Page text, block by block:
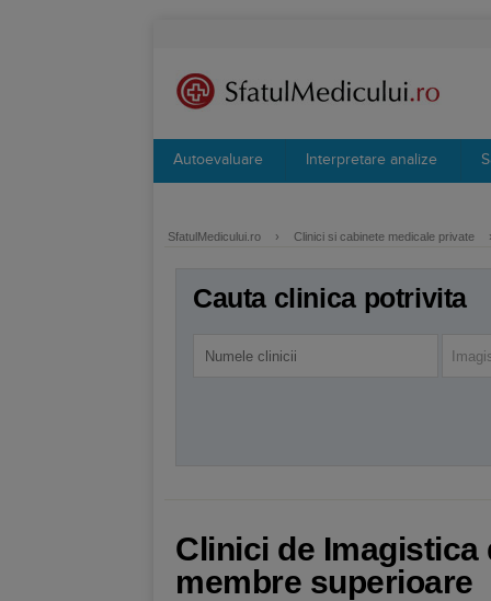
Autoevaluare Interpretare analize
SfatulMedicului.ro › Clinici si cabinete medicale private
Cauta clinica potrivita
Clinici de
membre superioare